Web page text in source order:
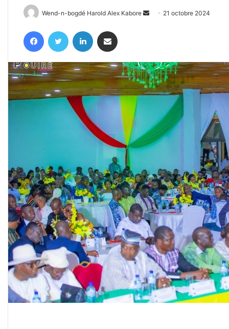
Wend-n-bogdé Harold Alex Kabore
Envoyer21 octobre 2024
FacebookTwitter Linkedin